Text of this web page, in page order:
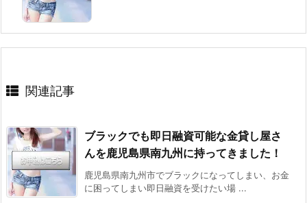
関連記事
ブラックでも即日融資可能な金貸し屋さ
んを鹿児島県南九州に持ってきました！
鹿児島県南九州市でブラックになってしまい、お金
に困ってしまい即日融資を受けたい場 ...